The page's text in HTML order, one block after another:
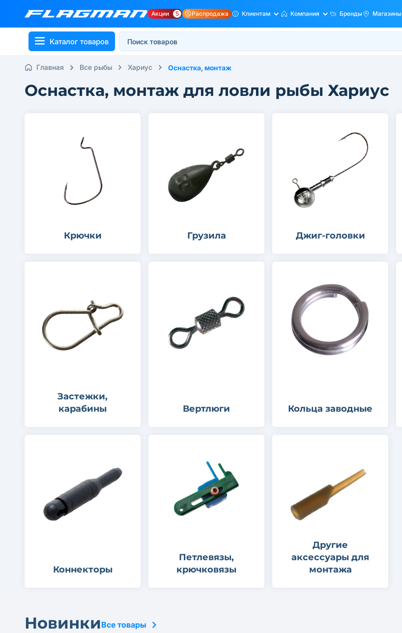
Акции 5 Распродажа Клиентам Компания Бренды Магазины
Каталог товаров
Главная Все рыбы Хариус Оснастка, монтаж
Оснастка, монтаж для ловли рыбы Хариус
Крючки Грузила Джиг-головки
Застежки,
карабины
Вертлюги Кольца заводные
Коннекторы
Петлевязы,
крючковязы
Другие
аксессуары для
монтажа
НовинкиВсе товары